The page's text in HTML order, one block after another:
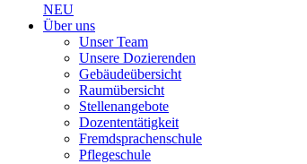
NEU
Über uns
Unser Team
Unsere Dozierenden
Gebäudeübersicht
Raumübersicht
Stellenangebote
Dozententätigkeit
Fremdsprachenschule
Pflegeschule